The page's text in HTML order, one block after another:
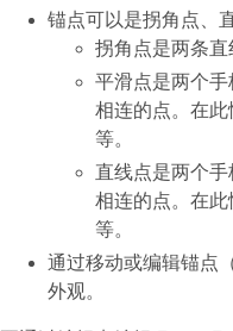
锚点可以是拐角点、
拐角点是两条直
平滑点是两个
相连的点。在
等。
直线点是两个
相连的点。在
等。
通过移动或编辑锚点
外观。